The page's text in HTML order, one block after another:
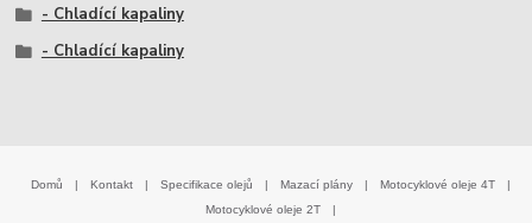
- Chladící kapaliny
- Chladící kapaliny
Domů | Kontakt | Specifikace olejů | Mazací plány | Motocyklové oleje 4T
|
Motocyklové oleje 2T
|